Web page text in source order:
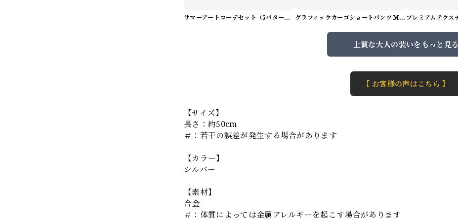
サマーアートコーデセット（5パターン） M1048 グラフィックカーゴショートパンツ M1029
上質な大人の装いをもっと見る
【 お客様の声はこちら 】
【サイズ】
長さ：約50cm
＃：若干の誤差が発生する場合があります
【カラー】
シルバー
【素材】
合金
＃：体質によっては金属アレルギーを起こす場合があります